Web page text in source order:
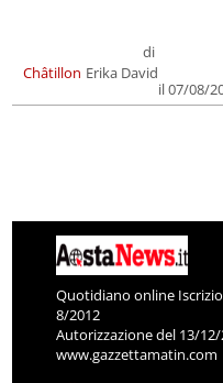
Châtillon
di
Erika David
il 07/08/
Quotidiano online
8/2012
Autorizzazione del 13/12/
www.gazzettamatin.com